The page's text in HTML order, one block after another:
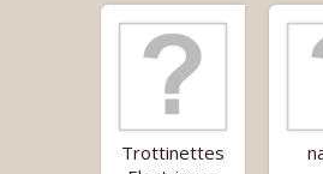
Trottinettes